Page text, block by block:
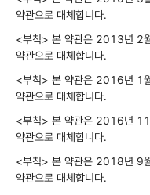
약관으로 대체합니다.
<부칙> 본 약관은 2013년 2
약관으로 대체합니다.
<부칙> 본 약관은 2016년 1
약관으로 대체합니다.
<부칙> 본 약관은 2016년 11
약관으로 대체합니다.
<부칙> 본 약관은 2018년 9
약관으로 대체합니다.